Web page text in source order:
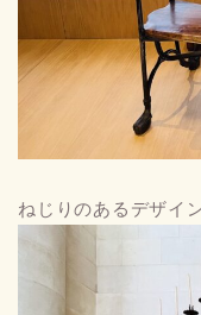
ねじりのあるデザイ